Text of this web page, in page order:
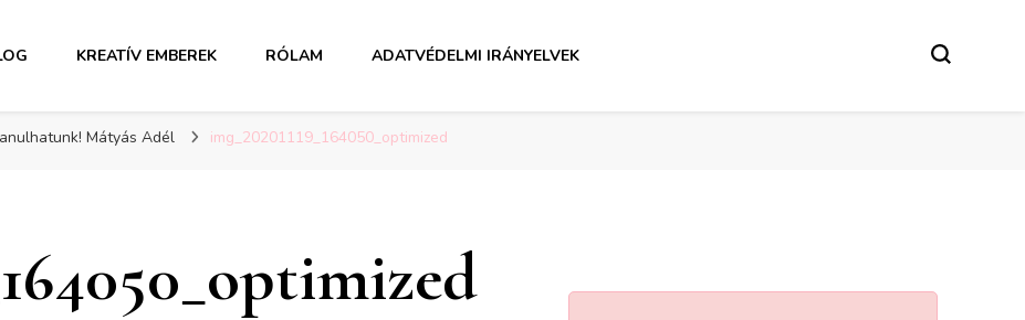
KREATÍV EMBEREK RÓLAM ADATVÉDELMI IRÁNYELVEK
Mátyás Adél img_20201119_164050_optimized